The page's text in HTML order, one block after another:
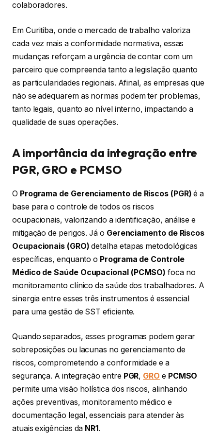
colaboradores.
Em Curitiba, onde o mercado de trabalho valoriza
cada vez mais a conformidade normativa, essas
mudanças reforçam a urgência de contar com um
parceiro que compreenda tanto a legislação quanto
as particularidades regionais. Afinal, as empresas que
não se adequarem as normas podem ter problemas,
tanto legais, quanto ao nível interno, impactando a
qualidade de suas operações.
A importância da integração entre
PGR, GRO e PCMSO
O Programa de Gerenciamento de Riscos (PGR) é a
base para o controle de todos os riscos
ocupacionais, valorizando a identificação, análise e
mitigação de perigos. Já o Gerenciamento de Riscos
Ocupacionais (GRO) detalha etapas metodológicas
específicas, enquanto o Programa de Controle
Médico de Saúde Ocupacional (PCMSO) foca no
monitoramento clínico da saúde dos trabalhadores. A
sinergia entre esses três instrumentos é essencial
para uma gestão de SST eficiente.
Quando separados, esses programas podem gerar
sobreposições ou lacunas no gerenciamento de
riscos, comprometendo a conformidade e a
segurança. A integração entre PGR, GRO e PCMSO
permite uma visão holística dos riscos, alinhando
ações preventivas, monitoramento médico e
documentação legal, essenciais para atender às
atuais exigências da NR1 .